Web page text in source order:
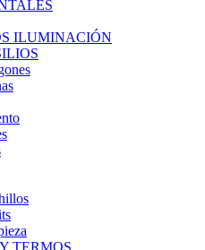
ILUMINACIÓN
TERMOS